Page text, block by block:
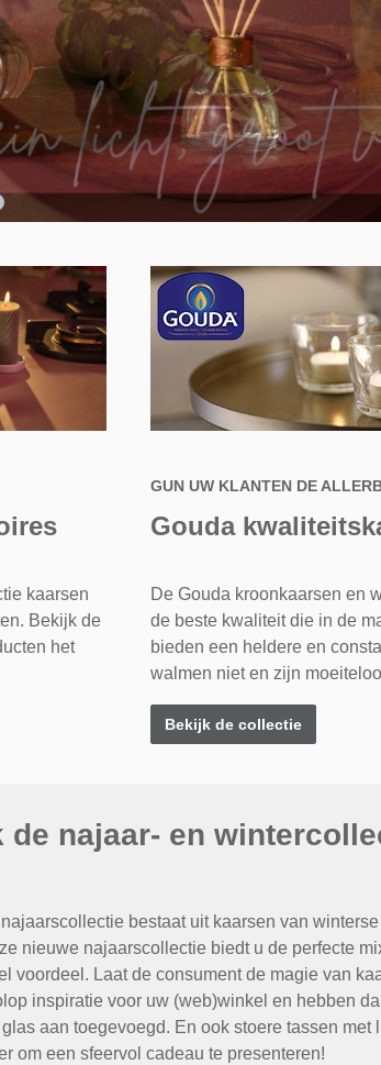
kaarsen
Bekijk de
het
GUN UW KLANTEN DE
Gouda
De Gouda kroonkaarsen en
de beste kwaliteit die in de
bieden een heldere en
walmen niet en zijn
Bekijk de collectie
de najaar- en
bestaat uit kaarsen van
nieuwe najaarscollectie biedt u de perfecte
voordeel. Laat de consument de magie van
inspiratie voor uw (web)winkel en hebben
aan toegevoegd. En ook stoere tassen met
om een sfeervol cadeau te presenteren!